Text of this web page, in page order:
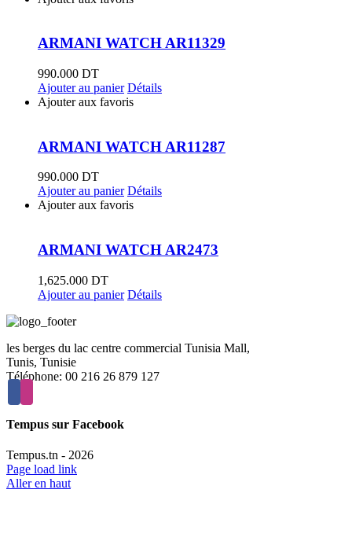
ARMANI WATCH AR11329
990.000 DT
Ajouter au panier Détails
Ajouter aux favoris
ARMANI WATCH AR11287
990.000 DT
Ajouter au panier Détails
Ajouter aux favoris
ARMANI WATCH AR2473
1,625.000 DT
Ajouter au panier Détails
les berges du lac centre commercial Tunisia Mall,
Tunis, Tunisie
Téléphone: 00 216 26 879 127
Tempus sur Facebook
Tempus.tn - 2026
Page load link
Aller en haut